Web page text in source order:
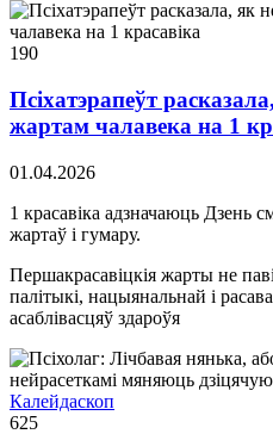
190
Псіхатэрапеўт
жартам чалавека на 1
01.04.2026
1 красавіка адзначаюць Дзень
жартаў і гумару.
Першакрасавіцкія жарты не
палітыкі, нацыянальнай і
асаблівасцяў здароўя
Калейдаскоп
625